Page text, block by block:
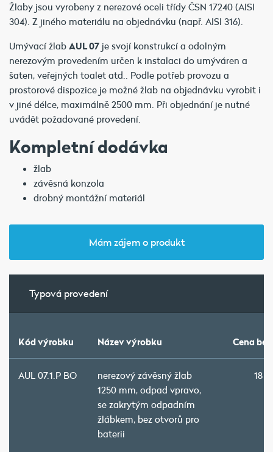
Žlaby jsou vyrobeny z nerezové oceli třídy ČSN 17240 (AISI
304). Z jiného materiálu na objednávku (např. AISI 316).
Umývací žlab AUL 07 je svojí konstrukcí a odolným
nerezovým provedením určen k instalaci do umýváren a
šaten, veřejných toalet atd.. Podle potřeb provozu a
prostorové dispozice je možné žlab na objednávku vyrobit i
v jiné délce, maximálně 2500 mm. Při objednání je nutné
uvádět požadované provedení.
Kompletní dodávka
žlab
závěsná konzola
drobný montážní materiál
Mám zájem o produkt
Typová provedení
Kód výrobku Název výrobku Cena
AUL 07.1.P BO
nerezový závěsný žlab
1250 mm, odpad vpravo,
se zakrytým odpadním
žlábkem, bez otvorů pro
baterii
18